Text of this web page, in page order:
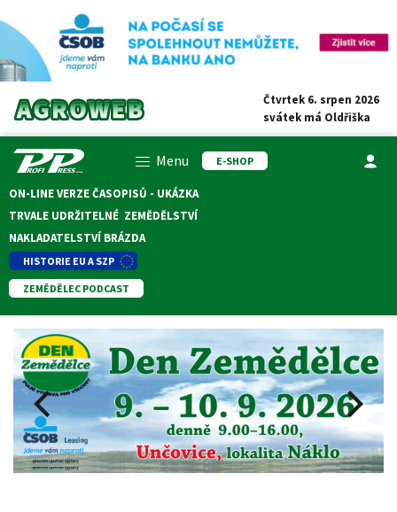
Čtvrtek 6. srpen 2026
svátek má Oldřiška
Menu E-SHOP
ON-LINE VERZE ČASOPISŮ - UKÁZKA
TRVALE UDRŽITELNÉ ZEMĚDĚLSTVÍ
NAKLADATELSTVÍ BRÁZDA
HISTORIE EU A SZP
ZEMĚDĚLEC PODCAST